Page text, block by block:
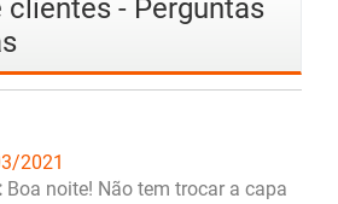
clientes - Perguntas
2021
Boa noite! Não tem trocar a capa